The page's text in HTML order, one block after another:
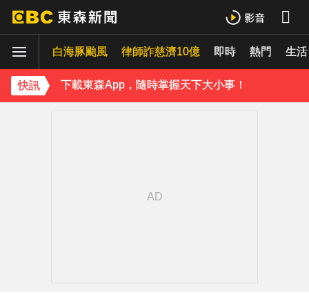
白海豚颱風 律師詐慈濟10億 即時 熱門 生活
快訊
《理財達人秀》X 安聯投信免費講座報名中！搶先卡位 2027
下載東森App，隨時掌握天下大小事！